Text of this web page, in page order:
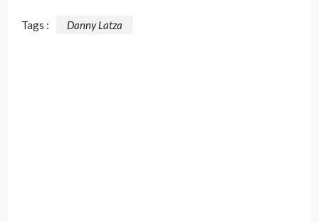
Tags : Danny Latza